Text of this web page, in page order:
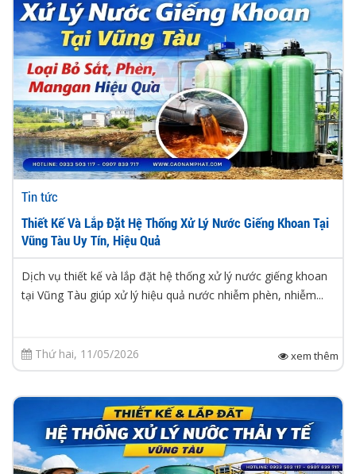
Tin tức
Thiết Kế Và Lắp Đặt Hệ Thống Xử Lý Nước Giếng Khoan Tại
Vũng Tàu Uy Tín, Hiệu Quả
Dịch vụ thiết kế và lắp đặt hệ thống xử lý nước giếng khoan
tại Vũng Tàu giúp xử lý hiệu quả nước nhiễm phèn, nhiễm...
Thứ hai, 11/05/2026 xem thêm